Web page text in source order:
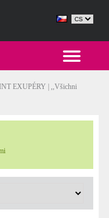
EXUPÉRY | ,,Všichni